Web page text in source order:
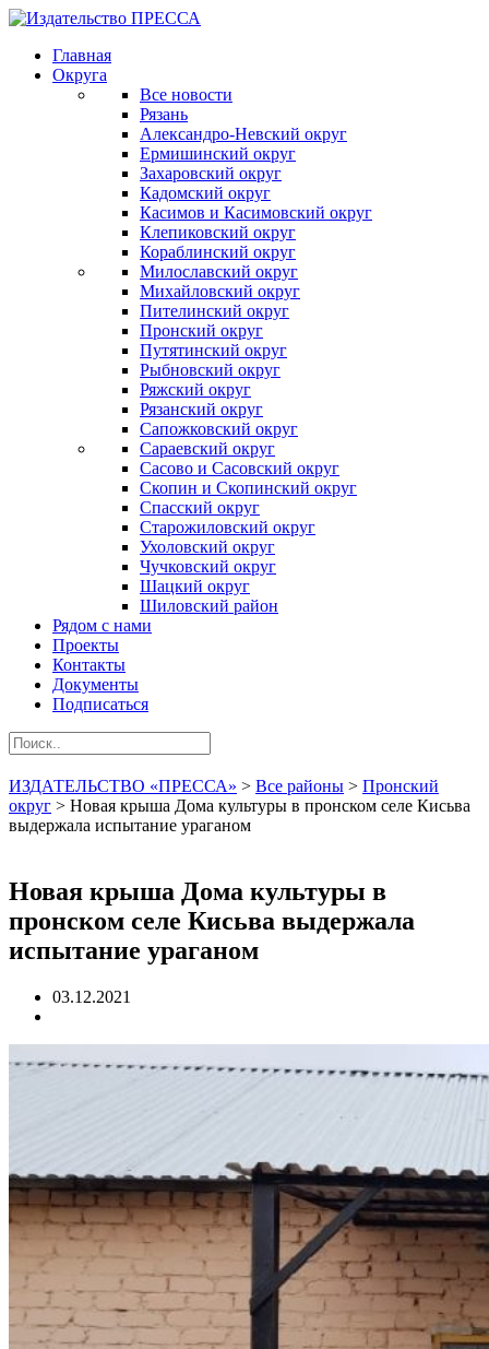
Главная
Округа
Все новости
Рязань
Александро-Невский округ
Ермишинский округ
Захаровский округ
Кадомский округ
Касимов и Касимовский округ
Клепиковский округ
Кораблинский округ
Милославский округ
Михайловский округ
Пителинский округ
Пронский округ
Путятинский округ
Рыбновский округ
Ряжский округ
Рязанский округ
Сапожковский округ
Сараевский округ
Сасово и Сасовский округ
Скопин и Скопинский округ
Спасский округ
Старожиловский округ
Ухоловский округ
Чучковский округ
Шацкий округ
Шиловский район
Рядом с нами
Проекты
Контакты
Документы
Подписаться
ИЗДАТЕЛЬСТВО «ПРЕССА» > Все районы > Пронский
округ > Новая крыша Дома культуры в пронском селе Кисьва
выдержала испытание ураганом
Новая крыша Дома культуры в
пронском селе Кисьва выдержала
испытание ураганом
03.12.2021